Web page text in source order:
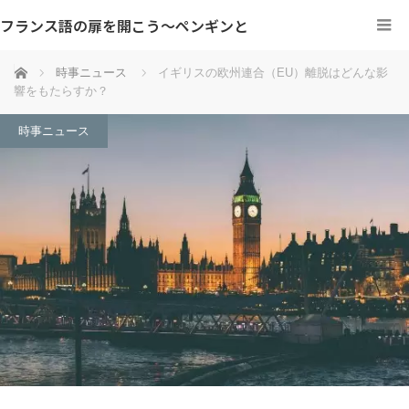
フランス語の扉を開こう～ペンギンと
ホーム 時事ニュース
イギリスの欧州連合（EU）離脱はどんな影
響をもたらすか？
時事ニュース